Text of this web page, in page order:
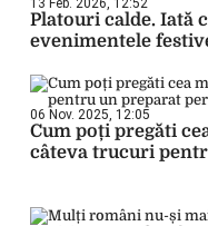
13 Feb. 2026, 12:52
Platouri calde. Iată
evenimentele
06 Nov. 2025, 12:05
Cum poți pregăti
câteva trucuri